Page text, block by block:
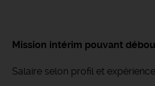
Mission intérim pouvant
Salaire selon profil et expérience